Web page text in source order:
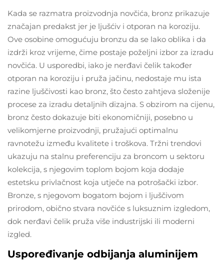
Kada se razmatra proizvodnja novčića, bronz prikazuje
značajan predakst jer je ljušćiv i otporan na koroziju.
Ove osobine omogućuju bronzu da se lako oblika i da
izdrži kroz vrijeme, čime postaje poželjni izbor za izradu
novčića. U usporedbi, iako je nerđavi čelik također
otporan na koroziju i pruža jačinu, nedostaje mu ista
razine ljuščivosti kao bronz, što često zahtjeva složenije
procese za izradu detaljnih dizajna. S obzirom na cijenu,
bronz često dokazuje biti ekonomičniji, posebno u
velikomjerne proizvodnji, pružajući optimalnu
ravnotežu između kvalitete i troškova. Tržni trendovi
ukazuju na stalnu preferenciju za broncom u sektoru
kolekcija, s njegovim toplom bojom koja dodaje
estetsku privlačnost koja utječe na potrošački izbor.
Bronze, s njegovom bogatom bojom i ljuščivom
prirodom, obično stvara novčiće s luksuznim izgledom,
dok nerđavi čelik pruža više industrijski ili moderni
izgled.
Uspoređivanje odbijanja aluminijem